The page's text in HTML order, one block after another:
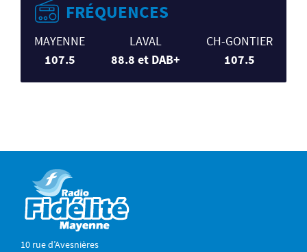
FRÉQUENCES
MAYENNE
107.5
LAVAL
88.8 et DAB+
CH-GONTIER
107.5
10 rue d’Avesnières